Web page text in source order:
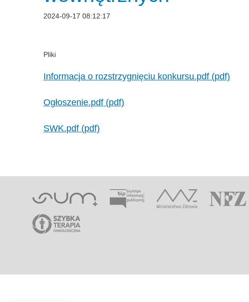
2024-09-17 08:12:17
Pliki
Informacja o rozstrzygnięciu konkursu.pdf (pdf)
Ogłoszenie.pdf (pdf)
SWK.pdf (pdf)